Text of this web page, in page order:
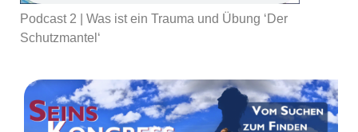
Podcast 2 | Was ist ein Trauma und Übung ‘Der
Schutzmantel‘